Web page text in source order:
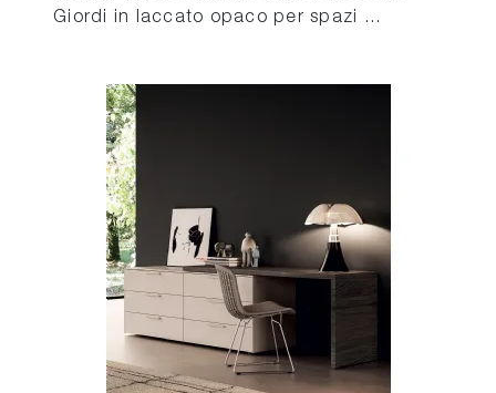
Giordi in laccato opaco per spazi ...